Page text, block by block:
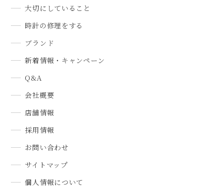
大切にしていること
時計の修理をする
ブランド
新着情報・キャンペーン
Q&A
会社概要
店舗情報
採用情報
お問い合わせ
サイトマップ
個人情報について